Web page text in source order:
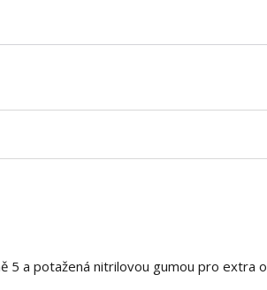
a potažená nitrilovou gumou pro extra